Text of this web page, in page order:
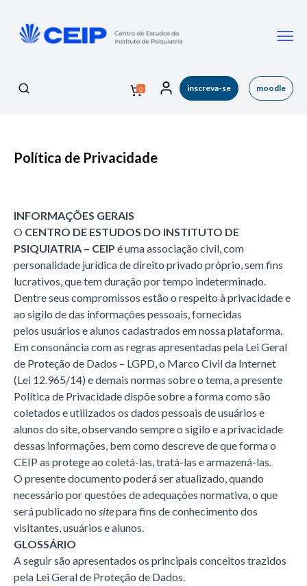
0 inscreva-se moodle
Política de Privacidade
INFORMAÇÕES GERAIS
O CENTRO DE ESTUDOS DO INSTITUTO DE
PSIQUIATRIA – CEIP é uma associação civil, com
personalidade jurídica de direito privado próprio, sem fins
lucrativos, que tem duração por tempo indeterminado.
Dentre seus compromissos estão o respeito à privacidade e
ao sigilo de das informações pessoais, fornecidas
pelos usuários e alunos cadastrados em nossa plataforma.
Em consonância com as regras apresentadas pela Lei Geral
de Proteção de Dados – LGPD, o Marco Civil da Internet
(Lei 12.965/14) e demais normas sobre o tema, a presente
Política de Privacidade dispõe sobre a forma como são
coletados e utilizados os dados pessoais de usuários e
alunos do site, observando sempre o sigilo e a privacidade
dessas informações, bem como descreve de que forma o
CEIP as protege ao coletá-las, tratá-las e armazená-las.
O presente documento poderá ser atualizado, quando
necessário por questões de adequações normativa, o que
será publicado no sitepara fins de conhecimento dos
visitantes, usuários e alunos.
GLOSSÁRIO
A seguir são apresentados os principais conceitos trazidos
pela Lei Geral de Proteção de Dados.